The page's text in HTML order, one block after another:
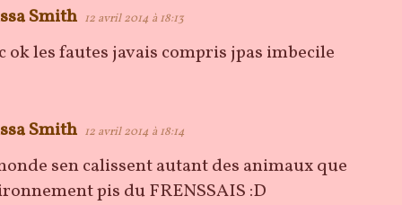
Smith 12 avril 2014 à 18:13
ok les fautes javais compris jpas imbecile
Smith 12 avril 2014 à 18:14
sen calissent autant des animaux que
pis du FRENSSAIS :D